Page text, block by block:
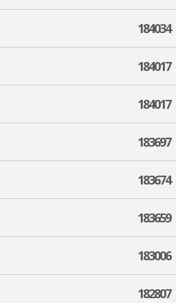
184034
184017
184017
183697
183674
183659
183006
182807